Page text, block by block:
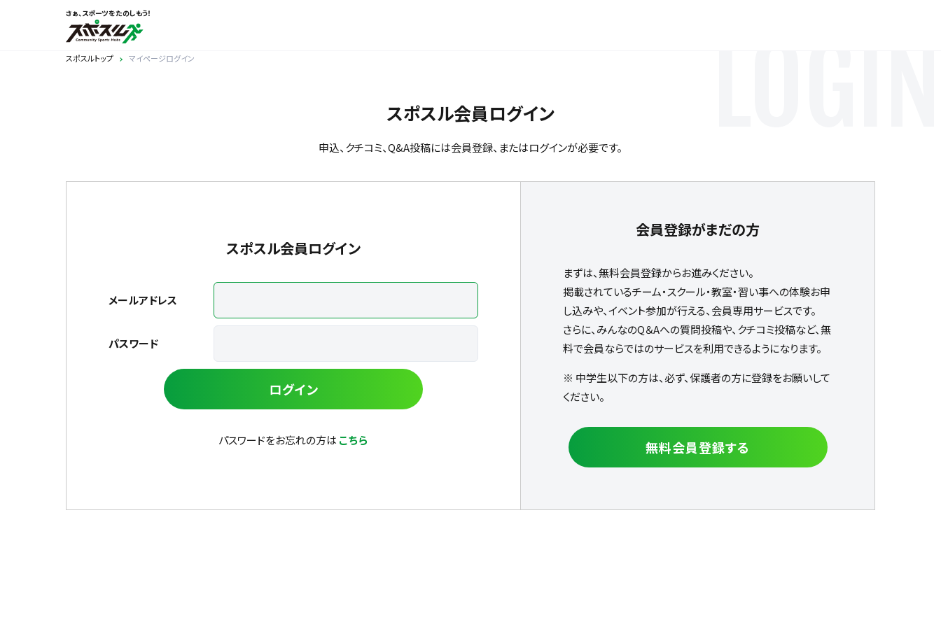
さぁ、スポーツをたのしもう！
スポスルトップ マイページログイン
スポスル会員ログイン
申込、クチコミ、Q&A投稿には会員登録、またはログインが必要です。
スポスル会員ログイン
メールアドレス
パスワード
ログイン
パスワードをお忘れの方は こちら
会員登録がまだの方
まずは、無料会員登録からお進みください。
掲載されているチーム・スクール・教室・習い事への体験お申
し込みや、イベント参加が行える、会員専用サービスです。
さらに、みんなのQ＆Aへの質問投稿や、クチコミ投稿など、無
料で会員ならではのサービスを利用できるようになります。
※ 中学生以下の方は、必ず、保護者の方に登録をお願いして
ください。
無料会員登録する